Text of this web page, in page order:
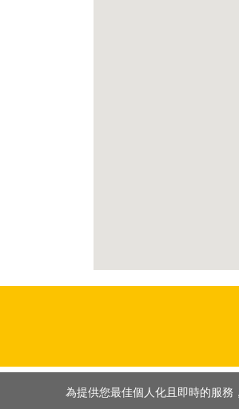
為提供您最佳個人化且即時的服務